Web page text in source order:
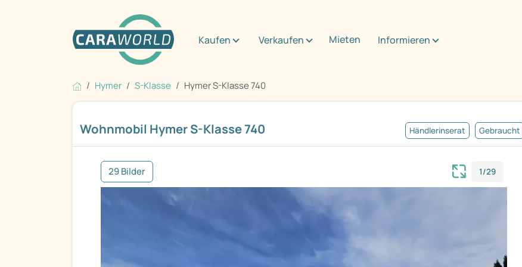
Kaufen Verkaufen Mieten Informieren
Hymer S-Klasse Hymer S-Klasse 740
Wohnmobil Hymer S-Klasse 740 Händlerinserat Gebraucht
29 Bilder 1/29